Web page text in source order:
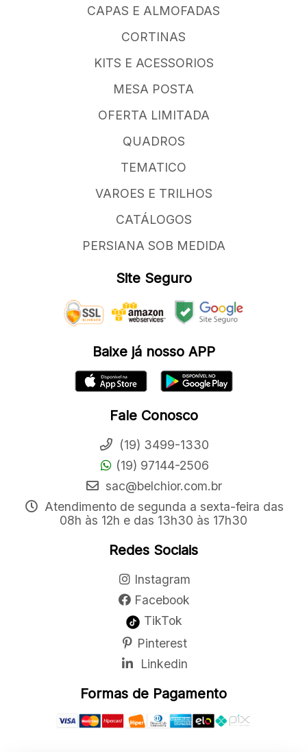
CAPAS E ALMOFADAS
CORTINAS
KITS E ACESSORIOS
MESA POSTA
OFERTA LIMITADA
QUADROS
TEMATICO
VAROES E TRILHOS
CATÁLOGOS
PERSIANA SOB MEDIDA
Site Seguro
Baixe já nosso APP
Fale Conosco
(19) 3499-1330
(19) 97144-2506
sac@belchior.com.br
Atendimento de segunda a sexta-feira das
08h às 12h e das 13h30 às 17h30
Redes Sociais
Instagram
Facebook
TikTok
Pinterest
Linkedin
Formas de Pagamento